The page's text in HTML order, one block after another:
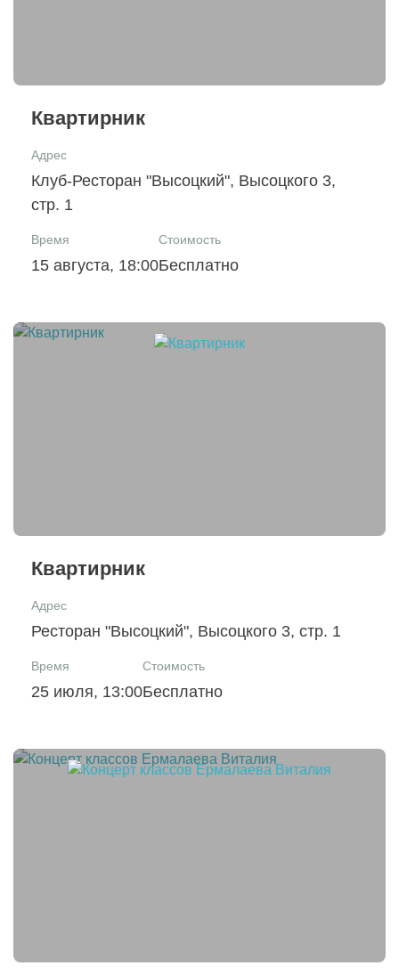
Квартирник
Адрес
Клуб-Ресторан "Высоцкий", Высоцкого 3,
стр. 1
Время
15 августа, 18:00
Стоимость
Бесплатно
Квартирник
Адрес
Ресторан "Высоцкий", Высоцкого 3, стр. 1
Время
25 июля, 13:00
Стоимость
Бесплатно